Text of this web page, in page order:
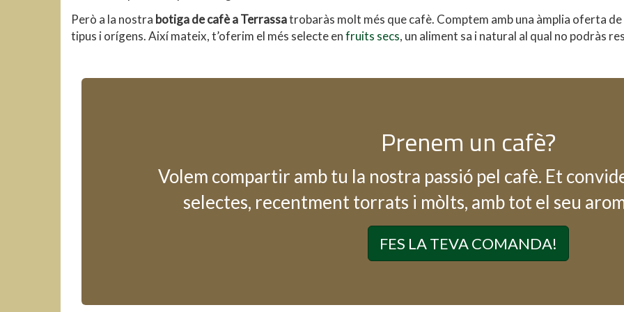
Però a la nostra botiga de cafè a Terrassatrobaràs molt més que cafè. Comptem amb una àmplia oferta
tipus i orígens. Així mateix, t’oferim el més selecte enfruits secs, un aliment sa i natural al qual no podràs
Prenem un cafè?
jumbotron
Volem compartir amb tu la nostra passió pel cafè. Et
selectes, recentment torrats i mòlts, amb tot el seu
FES LA TEVA COMANDA!